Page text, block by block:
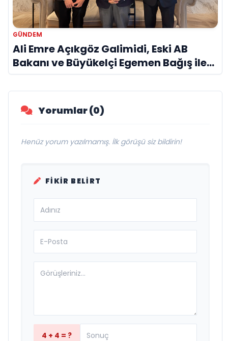
GÜNDEM
Ali Emre Açıkgöz Galimidi, Eski AB
Bakanı ve Büyükelçi Egemen Bağış ile
Bir Araya Geldi
Yorumlar (0)
Henüz yorum yazılmamış. İlk görüşü siz bildirin!
FIKIR BELIRT
4 + 4 = ?